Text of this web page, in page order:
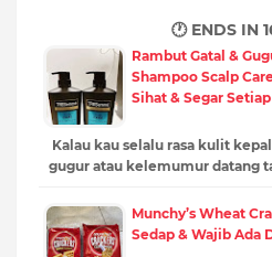
🕐 ENDS IN
Rambut Gatal &
Shampoo Scalp
Sihat & Segar
Kalau kau selalu rasa kulit
gugur atau kelemumur datang
Munchy’s Wheat
Sedap & Wajib Ada